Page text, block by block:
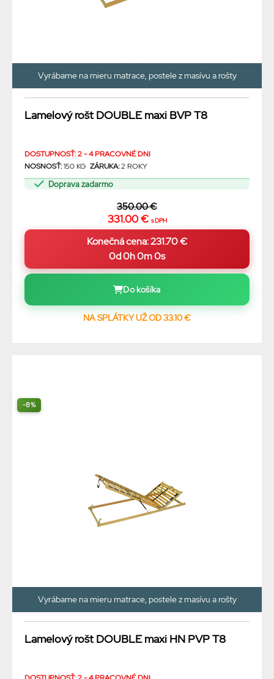
Vyrábame na mieru matrace, postele z masívu a rošty
Lamelový rošt DOUBLE maxi BVP T8
DOSTUPNOSŤ: 2 - 4 PRACOVNÉ DNI
NOSNOSŤ:150 KG ZÁRUKA:2 ROKY
Doprava zadarmo
350.00 €
331.00 € s DPH
0d 0h 0m 0s
Do košíka
NA SPLÁTKY UŽ OD 33.10 €
-8%
Vyrábame na mieru matrace, postele z masívu a rošty
Lamelový rošt DOUBLE maxi HN PVP T8